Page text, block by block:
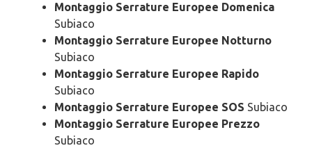
Montaggio Serrature Europee Domenica
Subiaco
Montaggio Serrature Europee Notturno
Subiaco
Montaggio Serrature Europee Rapido
Subiaco
Montaggio Serrature Europee SOS Subiaco
Montaggio Serrature Europee Prezzo
Subiaco